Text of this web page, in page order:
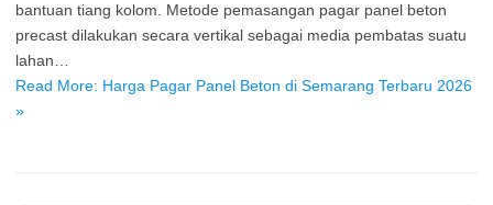
bantuan tiang kolom. Metode pemasangan pagar panel beton
precast dilakukan secara vertikal sebagai media pembatas suatu
lahan…
Read More: Harga Pagar Panel Beton di Semarang Terbaru 2026
»